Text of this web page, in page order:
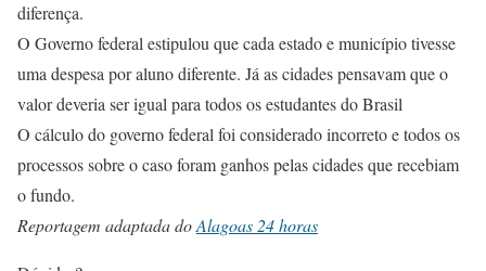
diferença.
O Governo federal estipulou que cada estado e município tivesse
uma despesa por aluno diferente. Já as cidades pensavam que o
valor deveria ser igual para todos os estudantes do Brasil
O cálculo do governo federal foi considerado incorreto e todos os
processos sobre o caso foram ganhos pelas cidades que recebiam
o fundo.
Reportagem adaptada doAlagoas 24 horas